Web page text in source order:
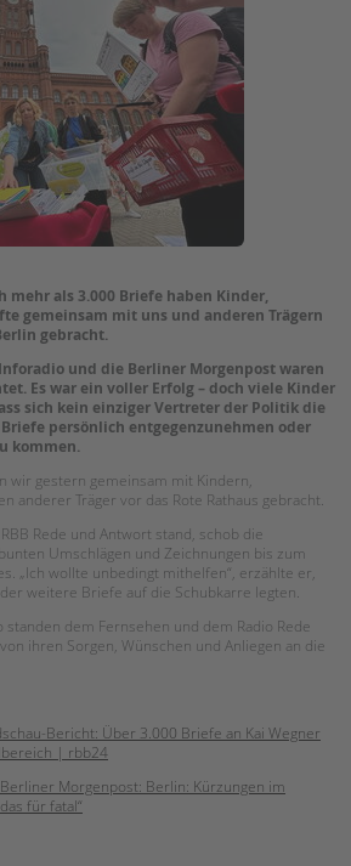
mehr als 3.000 Briefe haben Kinder,
gemeinsam mit uns und anderen Trägern
gebracht.
und die Berliner Morgenpost waren
Es war ein voller Erfolg – doch viele Kinder
sich kein einziger Vertreter der Politik die
persönlich entgegenzunehmen oder
kommen.
wir gestern gemeinsam mit Kindern,
anderer Träger vor das Rote Rathaus gebracht.
RBB Rede und Antwort stand, schob die
Umschlägen und Zeichnungen bis zum
„Ich wollte unbedingt mithelfen“, erzählte er,
weitere Briefe auf die Schubkarre legten.
dem Fernsehen und dem Radio Rede
ihren Sorgen, Wünschen und Anliegen an die
Bericht: Über 3.000 Briefe an Kai Wegner
| rbb24
Morgenpost: Berlin: Kürzungen im
für fatal“